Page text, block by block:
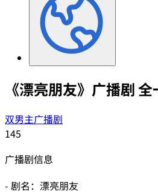
《漂亮朋友》广播剧
双男主广播剧
145
广播剧信息
- 剧名：漂亮朋友